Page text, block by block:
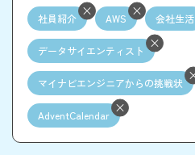
社員紹介 AWS 会社生活
データサイエンティスト
マイナビエンジニアからの挑戦状
AdventCalendar